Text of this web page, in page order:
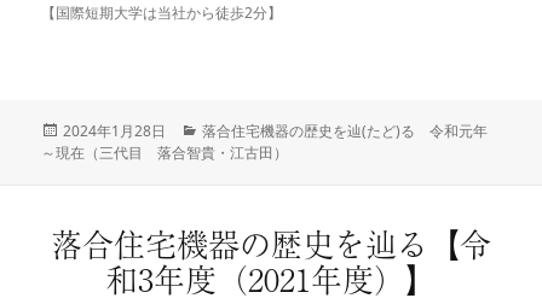
【国際短期大学は当社から徒歩2分】
投
稿
2024年1月28日
カ
テ
落合住宅機器の歴史を辿(たど)る 令和元年
～現在（三代目 落合智貴・江古田）
落合住宅機器の歴史を辿る【令
和3年度（2021年度）】